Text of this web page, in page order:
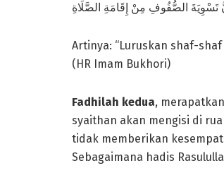
الصُّفُوفِ مِنْ إِقَامَةِ الصَّلَاةِ
Artinya: “Luruskan shaf-
(HR Imam Bukhori)
Fadhilah kedua,
syaithan akan mengisi di
tidak memberikan